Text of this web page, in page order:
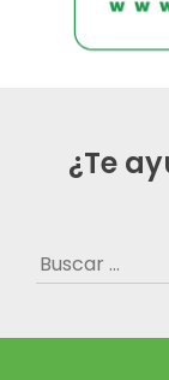
¿Te
Buscar: